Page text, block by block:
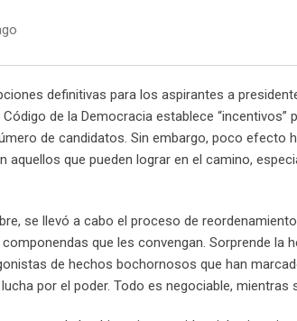
definitivas para los aspirantes a
de la Democracia establece
de candidatos. Sin embargo, poco efecto
que pueden lograr en el camino,
se llevó a cabo el proceso de
que les convengan. Sorprende la
de hechos bochornosos que han
por el poder. Todo es negociable, mientras